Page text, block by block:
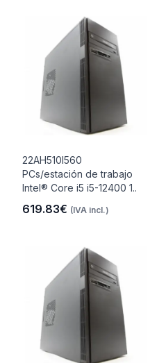
22AH510I560
PCs/estación de trabajo
Intel® Core i5 i5-12400 1..
619.83€ (IVA incl.)